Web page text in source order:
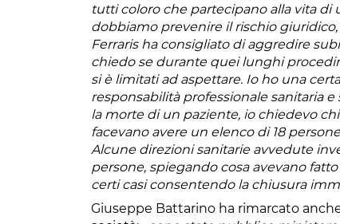
tutti coloro che partecipano alla vita di
dobbiamo prevenire il rischio
Ferraris ha consigliato di aggredire
chiedo se durante quei lunghi
si è limitati ad aspettare. Io ho una
responsabilità professionale sanitaria
la morte di un paziente, io chiedevo
facevano avere un elenco di 18
Alcune direzioni sanitarie avvedute
persone, spiegando cosa avevano
certi casi consentendo la chiusura
Giuseppe Battarino ha rimarcato